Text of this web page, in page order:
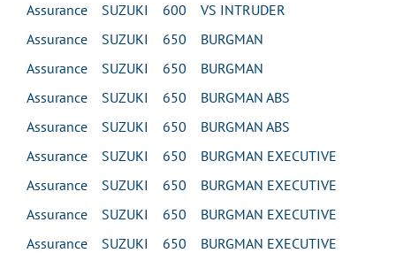
Assurance SUZUKI 600 VS INTRUDER
Assurance SUZUKI 650 BURGMAN
Assurance SUZUKI 650 BURGMAN
Assurance SUZUKI 650 BURGMAN ABS
Assurance SUZUKI 650 BURGMAN ABS
Assurance SUZUKI 650 BURGMAN EXECUTIVE
Assurance SUZUKI 650 BURGMAN EXECUTIVE
Assurance SUZUKI 650 BURGMAN EXECUTIVE
Assurance SUZUKI 650 BURGMAN EXECUTIVE